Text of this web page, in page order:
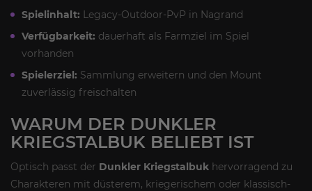
Spielinhalt: Legacy-Outdoor-PvP in Nagrand
Verfügbarkeit: dauerhaft als Farmziel im Spiel
vorhanden
Spielerziel: Sammlung erweitern und den Mount
zuverlässig freischalten
WARUM DER DUNKLER
KRIEGSTALBUK BELIEBT IST
Optisch passt der Dunkler Kriegstalbuk hervorragend zu
Charakteren mit düsterem, kriegerischem oder klassisch-